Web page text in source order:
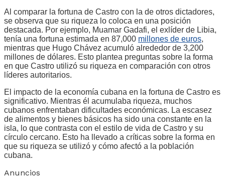
Al comparar la fortuna de Castro con la de otros dictadores,
se observa que su riqueza lo coloca en una posición
destacada. Por ejemplo, Muamar Gadafi, el exlíder de Libia,
tenía una fortuna estimada en 87,000 millones de euros,
mientras que Hugo Chávez acumuló alrededor de 3,200
millones de dólares. Esto plantea preguntas sobre la forma
en que Castro utilizó su riqueza en comparación con otros
líderes autoritarios.
El impacto de la economía cubana en la fortuna de Castro es
significativo. Mientras él acumulaba riqueza, muchos
cubanos enfrentaban dificultades económicas. La escasez
de alimentos y bienes básicos ha sido una constante en la
isla, lo que contrasta con el estilo de vida de Castro y su
círculo cercano. Esto ha llevado a críticas sobre la forma en
que su riqueza se utilizó y cómo afectó a la población
cubana.
Anuncios